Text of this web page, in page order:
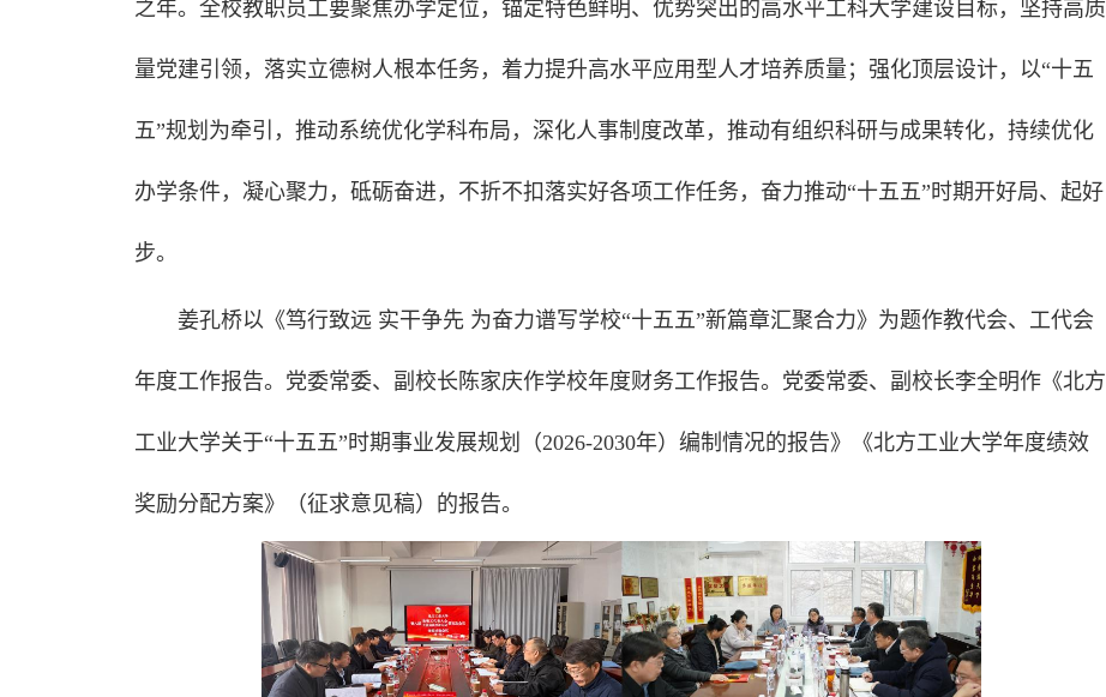
之年。全校教职员工要聚焦办学定位，锚定特色鲜明、优势突出的高水平工科大学建设目标，坚持高质
量党建引领，落实立德树人根本任务，着力提升高水平应用型人才培养质量；强化顶层设计，以“十五
五”规划为牵引，推动系统优化学科布局，深化人事制度改革，推动有组织科研与成果转化，持续优化
办学条件，凝心聚力，砥砺奋进，不折不扣落实好各项工作任务，奋力推动“十五五”时期开好局、起好
步。
姜孔桥以《笃行致远 实干争先 为奋力谱写学校“十五五”新篇章汇聚合力》为题作教代会、工代会
年度工作报告。党委常委、副校长陈家庆作学校年度财务工作报告。党委常委、副校长李全明作《北方
工业大学关于“十五五”时期事业发展规划（2026-2030年）编制情况的报告》《北方工业大学年度绩效
奖励分配方案》（征求意见稿）的报告。